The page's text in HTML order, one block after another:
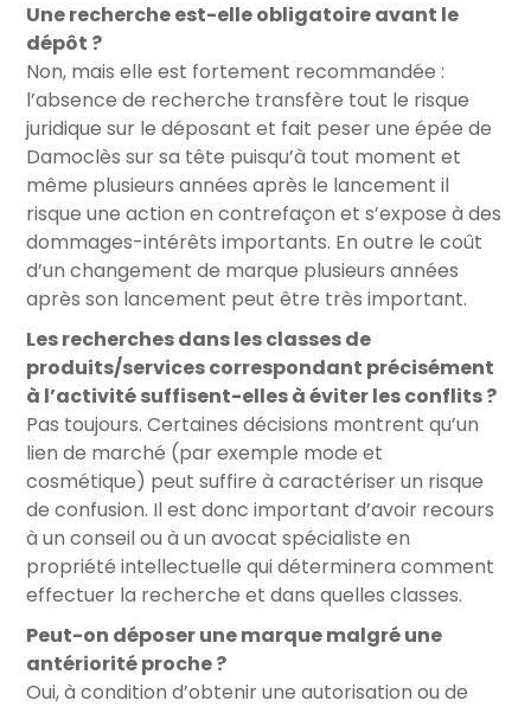
Une recherche est-elle obligatoire avant le
dépôt ?
Non, mais elle est fortement recommandée :
l’absence de recherche transfère tout le risque
juridique sur le déposant et fait peser une épée de
Damoclès sur sa tête puisqu’à tout moment et
même plusieurs années après le lancement il
risque une action en contrefaçon et s’expose à des
dommages-intérêts importants. En outre le coût
d’un changement de marque plusieurs années
après son lancement peut être très important.
Les recherches dans les classes de
produits/services correspondant précisément
à l’activité suffisent-elles à éviter les conflits ?
Pas toujours. Certaines décisions montrent qu’un
lien de marché (par exemple mode et
cosmétique) peut suffire à caractériser un risque
de confusion. Il est donc important d’avoir recours
à un conseil ou à un avocat spécialiste en
propriété intellectuelle qui déterminera comment
effectuer la recherche et dans quelles classes.
Peut-on déposer une marque malgré une
antériorité proche ?
Oui, à condition d’obtenir une autorisation ou de